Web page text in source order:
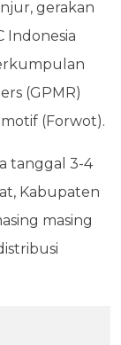
gerakan
Indonesia
(GPMR)
(Forwot).
tanggal 3-4
Kabupaten
masing